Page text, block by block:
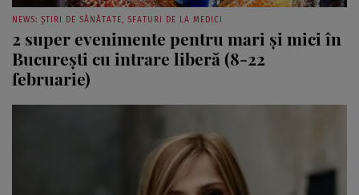
NEWS: ȘTIRI DE SĂNĂTATE, SFATURI DE LA MEDICI
2 super evenimente pentru mari şi mici în
Bucureşti cu intrare liberă (8-22
februarie)